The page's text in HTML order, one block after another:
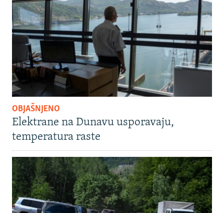
OBJAŠNJENO
Elektrane na Dunavu usporavaju,
temperatura raste